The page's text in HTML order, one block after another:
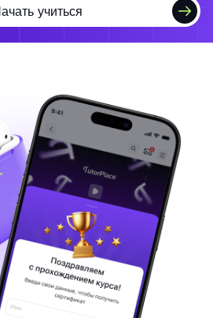
учиться